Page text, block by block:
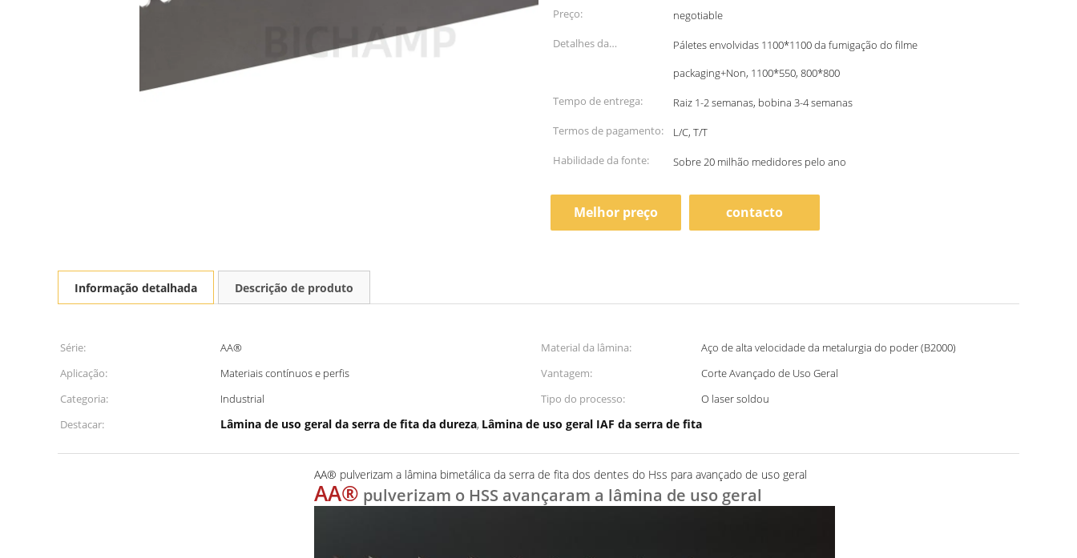
mínima:
Preço:
negotiable
Detalhes da
Páletes envolvidas 1100*1100 da fumigação do filme
packaging+Non, 1100*550, 800*800
Tempo de entrega:
Raiz 1-2 semanas, bobina 3-4 semanas
Termos de pagamento:
L/C, T/T
Habilidade da fonte:
Sobre 20 milhão medidores pelo ano
Melhor preço contacto
Informação detalhada Descrição de produto
Série: AA® Material da lâmina:
Aço de alta velocidade da metalurgia do poder (B2000)
Aplicação:
Materiais contínuos e perfis Vantagem:
Corte Avançado de Uso Geral
Categoria:
Industrial Tipo do processo:
O laser soldou
Destacar:
Lâmina de uso geral da serra de fita da dureza, Lâmina de uso geral IAF da serra de fita
AA® pulverizam a lâmina bimetálica da serra de fita dos dentes do Hss para avançado de uso geral
AA® pulverizam o HSS avançaram a lâmina de uso geral